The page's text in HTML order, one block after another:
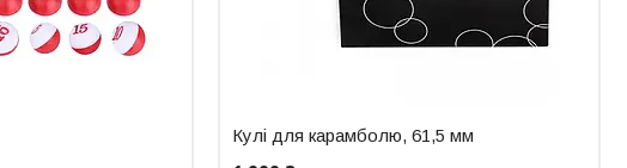
Кулі для карамболю, 61,5 мм